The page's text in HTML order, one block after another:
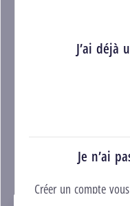
J’ai déjà
Je n’ai
Créer un compte